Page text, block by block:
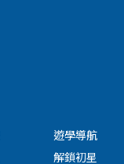
遊學導航
解鎖初星